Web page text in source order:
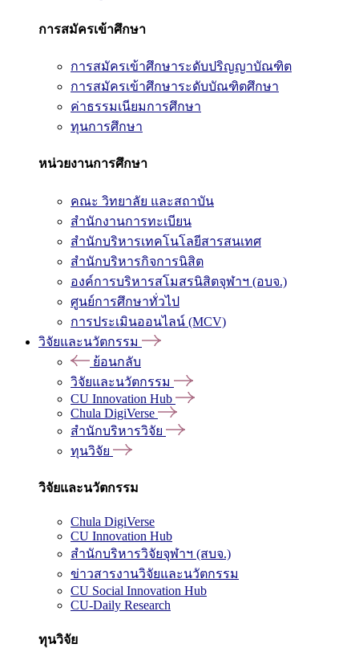
การสมัครเข้าศึกษา
การสมัครเข้าศึกษาระดับปริญญาบัณฑิต
การสมัครเข้าศึกษาระดับบัณฑิตศึกษา
ค่าธรรมเนียมการศึกษา
ทุนการศึกษา
หน่วยงานการศึกษา
คณะ วิทยาลัย และสถาบัน
สำนักงานการทะเบียน
สำนักบริหารเทคโนโลยีสารสนเทศ
สำนักบริหารกิจการนิสิต
องค์การบริหารสโมสรนิสิตจุฬาฯ (อบจ.)
ศูนย์การศึกษาทั่วไป
การประเมินออนไลน์ (MCV)
วิจัยและนวัตกรรม
ย้อนกลับ
วิจัยและนวัตกรรม
CU Innovation Hub
Chula DigiVerse
สำนักบริหารวิจัย
ทุนวิจัย
วิจัยและนวัตกรรม
Chula DigiVerse
CU Innovation Hub
สำนักบริหารวิจัยจุฬาฯ (สบจ.)
ข่าวสารงานวิจัยและนวัตกรรม
CU Social Innovation Hub
CU-Daily Research
ทุนวิจัย